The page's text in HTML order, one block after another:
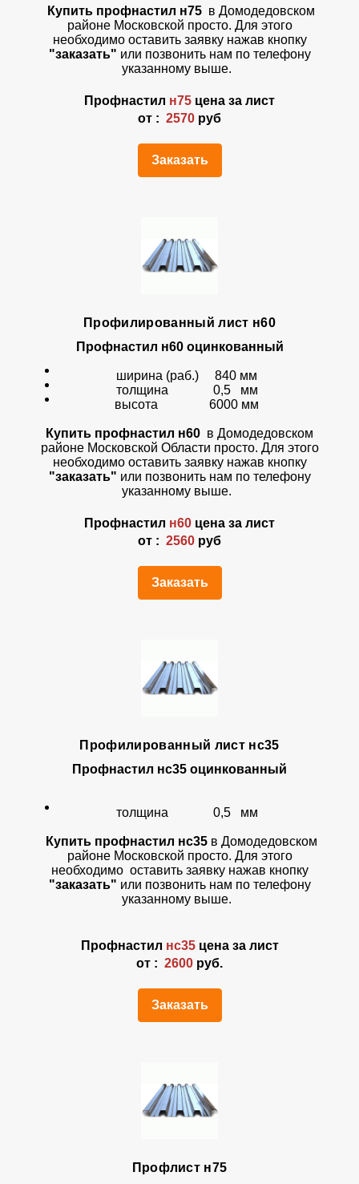
Купить профнастил н75 в Домодедовском
районе Московской просто. Для этого
необходимо оставить заявку нажав кнопку
"заказать" или позвонить нам по телефону
указанному выше.
Профнастил н75 цена за лист
от : 2570 руб
Заказать
Профилированный лист н60
Профнастил н60 оцинкованный
ширина (раб.) 840 мм
толщина 0,5 мм
высота 6000 мм
Купить профнастил н60 в Домодедовском
районе Московской Области просто. Для этого
необходимо оставить заявку нажав кнопку
"заказать" или позвонить нам по телефону
указанному выше.
Профнастил н60 цена за лист
от : 2560 руб
Заказать
Профилированный лист нс35
Профнастил нс35 оцинкованный
толщина 0,5 мм
Купить профнастил нс35 в Домодедовском
районе Московской просто. Для этого
необходимо оставить заявку нажав кнопку
"заказать" или позвонить нам по телефону
указанному выше.
Профнастил нс35 цена за лист
от : 2600 руб.
Заказать
Профлист н75